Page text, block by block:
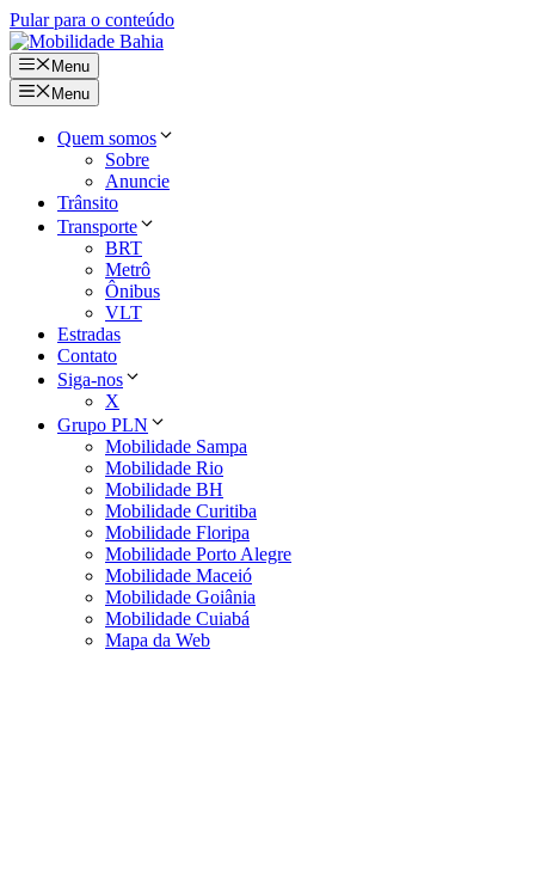
Pular para o conteúdo
Menu
Menu
Quem somos
Sobre
Anuncie
Trânsito
Transporte
BRT
Metrô
Ônibus
VLT
Estradas
Contato
Siga-nos
X
Grupo PLN
Mobilidade Sampa
Mobilidade Rio
Mobilidade BH
Mobilidade Curitiba
Mobilidade Floripa
Mobilidade Porto Alegre
Mobilidade Maceió
Mobilidade Goiânia
Mobilidade Cuiabá
Mapa da Web